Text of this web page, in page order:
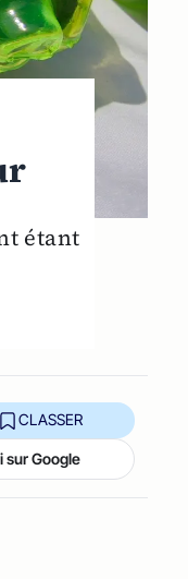
étant
CLASSER
Google